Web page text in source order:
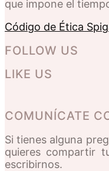
que impone el
Código de Ética
FOLLOW US
LIKE US
COMUNÍCATE
Si tienes alguna
quieres compartir
escribirnos.